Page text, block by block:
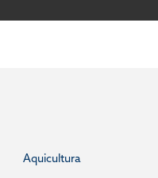
Aquicultura